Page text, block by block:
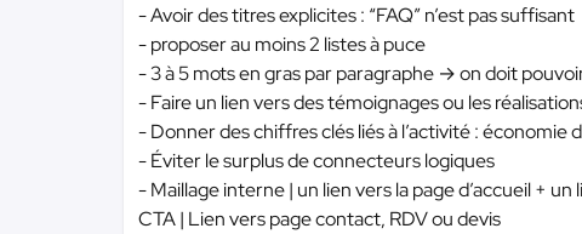
- Avoir des titres explicites : “FAQ” n’est pas suffisant
- proposer au moins 2 listes à puce
- 3 à 5 mots en gras par paragraphe → on doit
- Faire un lien vers des témoignages ou les
- Donner des chiffres clés liés à l’activité : économie
- Éviter le surplus de connecteurs logiques
- Maillage interne | un lien vers la page d’accueil +
CTA | Lien vers page contact, RDV ou devis